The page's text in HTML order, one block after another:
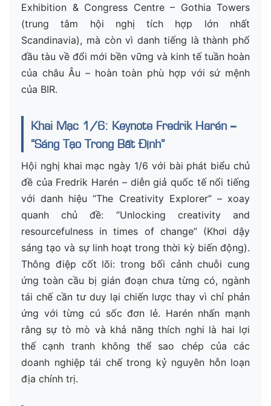
Exhibition & Congress Centre – Gothia Towers
(trung tâm hội nghị tích hợp lớn nhất
Scandinavia), mà còn vì danh tiếng là thành phố
đầu tàu về đổi mới bền vững và kinh tế tuần hoàn
của châu Âu – hoàn toàn phù hợp với sứ mệnh
của BIR.
Khai Mạc 1/6: Keynote Fredrik Harén –
“Sáng Tạo Trong Bất Định”
Hội nghị khai mạc ngày 1/6 với bài phát biểu chủ
đề của Fredrik Harén – diễn giả quốc tế nổi tiếng
với danh hiệu “The Creativity Explorer” – xoay
quanh chủ đề: “Unlocking creativity and
resourcefulness in times of change” (Khơi dậy
sáng tạo và sự linh hoạt trong thời kỳ biến động).
Thông điệp cốt lõi: trong bối cảnh chuỗi cung
ứng toàn cầu bị gián đoạn chưa từng có, ngành
tái chế cần tư duy lại chiến lược thay vì chỉ phản
ứng với từng cú sốc đơn lẻ. Harén nhấn mạnh
rằng sự tò mò và khả năng thích nghi là hai lợi
thế cạnh tranh không thể sao chép của các
doanh nghiệp tái chế trong kỷ nguyên hỗn loạn
địa chính trị.